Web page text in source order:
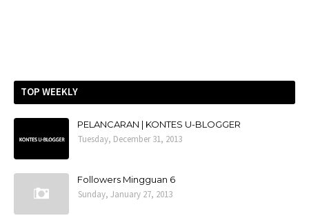
TOP WEEKLY
PELANCARAN | KONTES U-BLOGGER
Tuesday, December 31, 2013
Followers Mingguan 6
Sunday, January 27, 2013